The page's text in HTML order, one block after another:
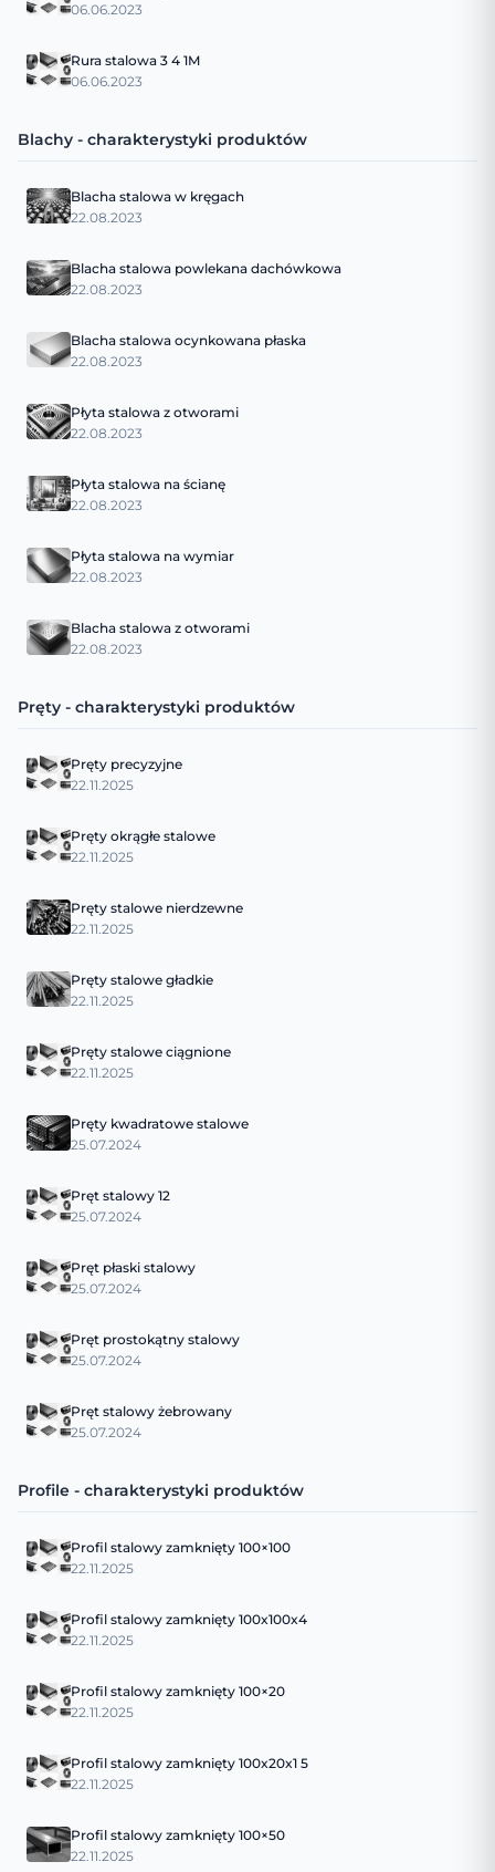
06.06.2023
Rura stalowa 3 4 1M
06.06.2023
Blachy - charakterystyki produktów
Blacha stalowa w kręgach
22.08.2023
Blacha stalowa powlekana dachówkowa
22.08.2023
Blacha stalowa ocynkowana płaska
22.08.2023
Płyta stalowa z otworami
22.08.2023
Płyta stalowa na ścianę
22.08.2023
Płyta stalowa na wymiar
22.08.2023
Blacha stalowa z otworami
22.08.2023
Pręty - charakterystyki produktów
Pręty precyzyjne
22.11.2025
Pręty okrągłe stalowe
22.11.2025
Pręty stalowe nierdzewne
22.11.2025
Pręty stalowe gładkie
22.11.2025
Pręty stalowe ciągnione
22.11.2025
Pręty kwadratowe stalowe
25.07.2024
Pręt stalowy 12
25.07.2024
Pręt płaski stalowy
25.07.2024
Pręt prostokątny stalowy
25.07.2024
Pręt stalowy żebrowany
25.07.2024
Profile - charakterystyki produktów
Profil stalowy zamknięty 100×100
22.11.2025
Profil stalowy zamknięty 100x100x4
22.11.2025
Profil stalowy zamknięty 100×20
22.11.2025
Profil stalowy zamknięty 100x20x1 5
22.11.2025
Profil stalowy zamknięty 100×50
22.11.2025